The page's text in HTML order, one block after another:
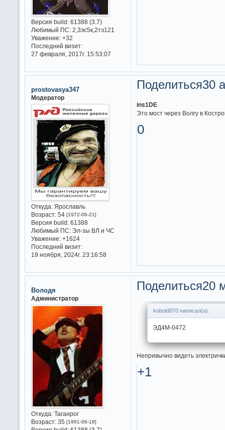
Версия build:61388 (3.7)
Любимый ПС:2,3эс5к,2тэ121
Уважение: +32
Последний визит:
27 февраля, 2017г. 15:53:07
Поделиться30
prostovasya347
Модератор
Откуда:Ярославль
Возраст:54 [1972-06-21]
Версия build:61388
Любимый ПС:Эл-зы ВЛ и ЧС
Уважение: +1624
Последний визит:
19 ноября, 2024г. 23:16:58
ins1DE
Это мост через Волгу в
0
Поделиться20
Володя
Администратор
Откуда:Таганрог
Возраст:35 [1991-06-18]
kobold870 написал(а):
ЭД4М-0472
Непривычно видеть
+1